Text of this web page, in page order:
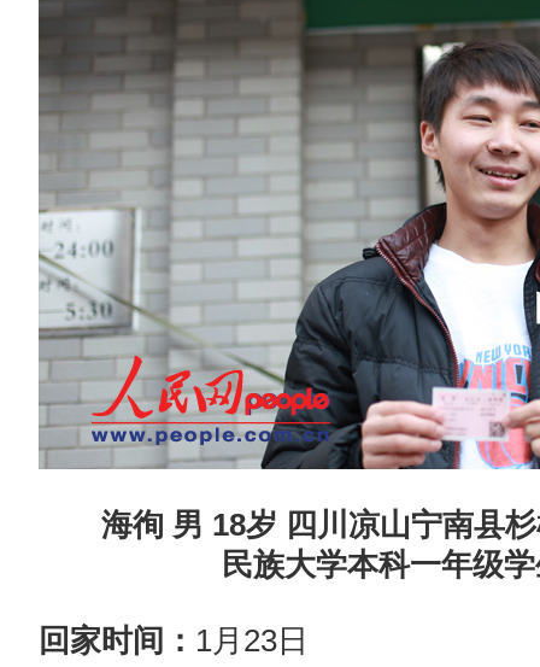
海徇 男 18岁 四川凉山宁南县
民族大学本科一年级
回家时间： 1月23日